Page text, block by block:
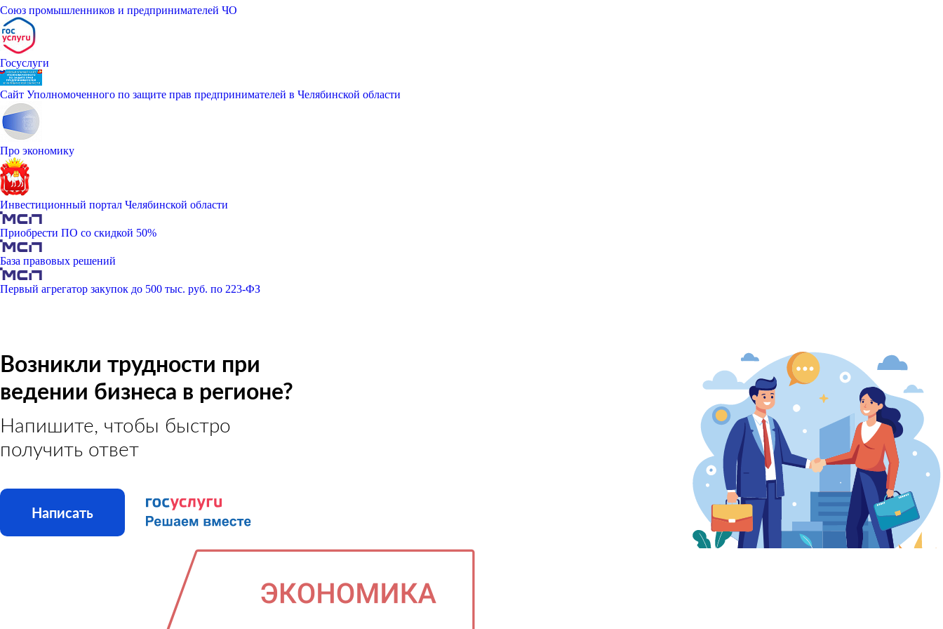
Союз промышленников и предпринимателей ЧО
Госуслуги
Сайт Уполномоченного по защите прав предпринимателей в Челябинской области
Про экономику
Инвестиционный портал Челябинской области
Приобрести ПО со скидкой 50%
База правовых решений
Первый агрегатор закупок до 500 тыс. руб. по 223-ФЗ
Возникли трудности при
ведении бизнеса в регионе?
Напишите, чтобы быстро
получить ответ
Написать